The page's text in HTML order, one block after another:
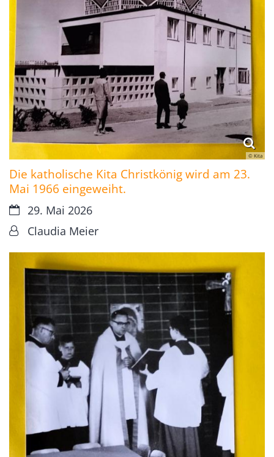
© Kita
Die katholische Kita Christkönig wird am 23.
Mai 1966 eingeweiht.
Datum:29. Mai 2026
Von:Claudia Meier